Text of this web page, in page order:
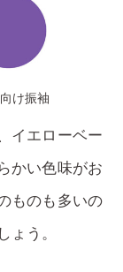
け振袖
イエローベー
かい色味がお
ものも多いの
ょう。